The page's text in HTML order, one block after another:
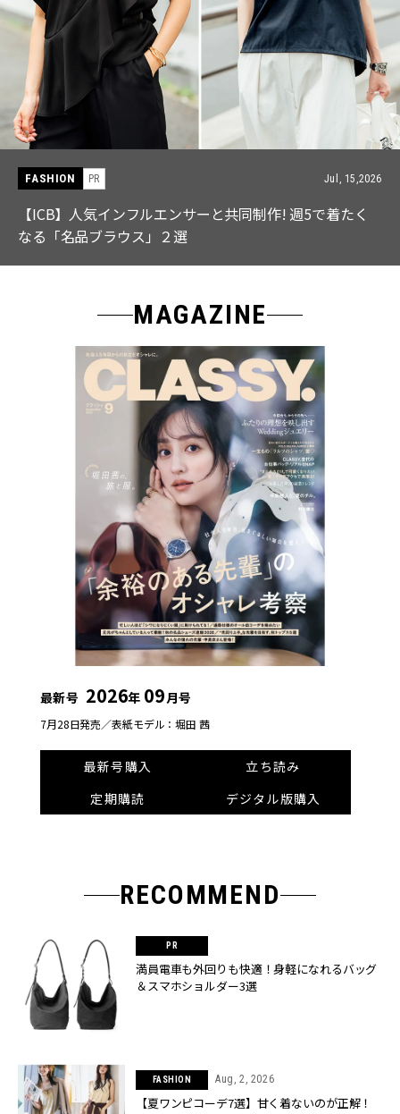
FASHION PR Jul, 15,2026
【ICB】人気インフルエンサーと共同制作! 週5で着たく
なる「名品ブラウス」２選
MAGAZINE
最新号 2026年 09月号
7月28日発売／表紙モデル：堀田 茜
最新号購入
立ち読み
定期購読
デジタル版購入
RECOMMEND
満員電車も外回りも快適！身軽になれるバッグ
＆スマホショルダー3選
FASHION Aug, 2, 2026
【夏ワンピコーデ7選】甘く着ないのが正解！